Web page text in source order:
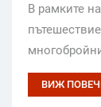
В рамките
ВИЖ